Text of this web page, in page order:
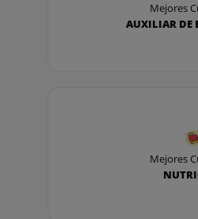
Mejores
AUXILIAR DE
Mejores